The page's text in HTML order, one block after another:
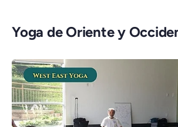
Yoga de Oriente y